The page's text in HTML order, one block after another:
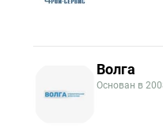
Волга
Основан в